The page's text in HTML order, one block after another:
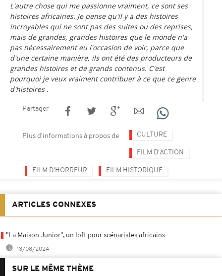
L'autre chose qui me passionne vraiment, ce sont ses
histoires africaines. Je pense qu'il y a des histoires
incroyables qui ne sont pas des suites ou des reprises,
mais de grandes, grandes histoires que le monde n'a
pas nécessairement eu l'occasion de voir, parce que
d'une certaine manière, ils ont été des producteurs de
grandes histoires et de grands contenus. C'est
pourquoi je veux vraiment contribuer à ce que ce genre
d'histoires .
Partager
Plus d'informations à propos de CULTURE
FILM D'ACTION
FILM D'HORREUR FILM HISTORIQUE
ARTICLES CONNEXES
"La Maison Junior", un loft pour scénaristes africains
13/08/2024
SUR LE MÊME THÈME